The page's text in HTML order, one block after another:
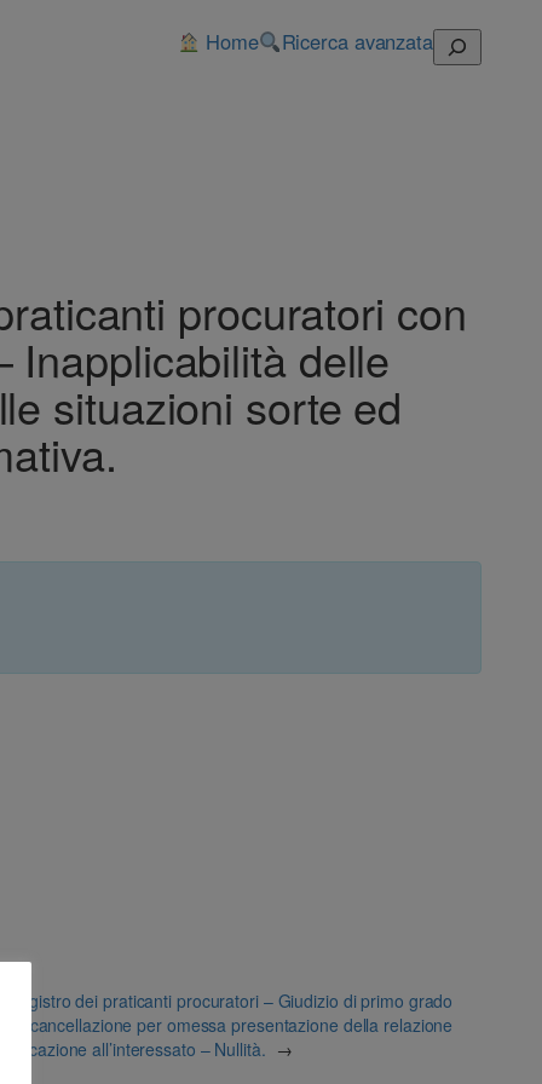
Home Ricerca avanzata Cerca
procuratori con
Inapplicabilità delle
situazioni sorte ed
dei praticanti procuratori – Giudizio di primo grado
di cancellazione per omessa presentazione della relazione
all’interessato – Nullità. →